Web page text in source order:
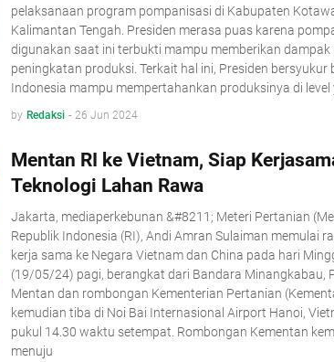
pelaksanaan program pompanisasi di Kabupaten
Kalimantan Tengah. Presiden merasa puas karena
digunakan saat ini terbukti mampu memberikan
peningkatan produksi. Terkait hal ini, Presiden bersyukur
Indonesia mampu mempertahankan produksinya di level
by Redaksi - 26 Jun 2024
Mentan RI ke Vietnam, Siap
Teknologi Lahan Rawa
Jakarta, mediaperkebunan &#8211; Meteri Pertanian
Republik Indonesia (RI), Andi Amran Sulaiman memulai
kerja sama ke Negara Vietnam dan China pada hari
(19/05/24) pagi, berangkat dari Bandara Minangkabau,
Mentan dan rombongan Kementerian Pertanian
kemudian tiba di Noi Bai Internasional Airport Hanoi,
pukul 14.30 waktu setempat. Rombongan Kementan
menuju